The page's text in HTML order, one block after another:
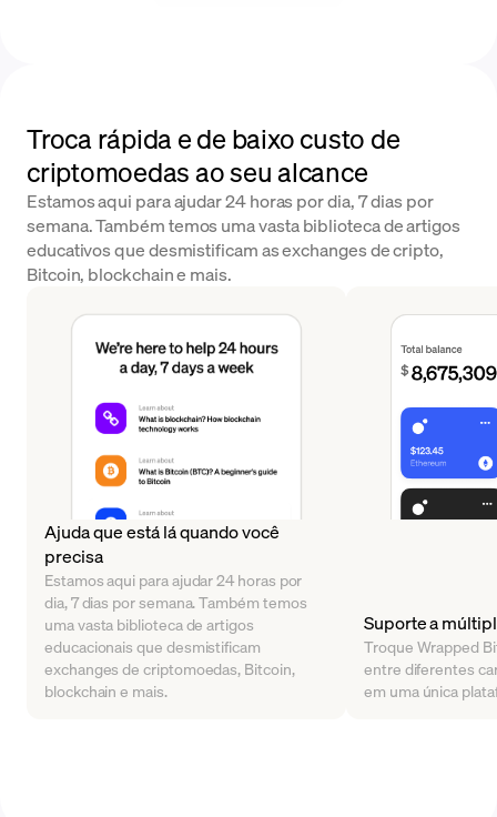
Troca rápida e de baixo custo de
criptomoedas ao seu alcance
Estamos aqui para ajudar 24 horas por dia, 7 dias por
semana. Também temos uma vasta biblioteca de artigos
educativos que desmistificam as exchanges de cripto,
Bitcoin, blockchain e mais.
Ajuda que está lá quando você
precisa
Estamos aqui para ajudar 24 horas por
dia, 7 dias por semana. Também temos
uma vasta biblioteca de artigos
educacionais que desmistificam
exchanges de criptomoedas, Bitcoin,
blockchain e mais.
Suporte a
Troque Wrapped
entre diferentes
em uma única